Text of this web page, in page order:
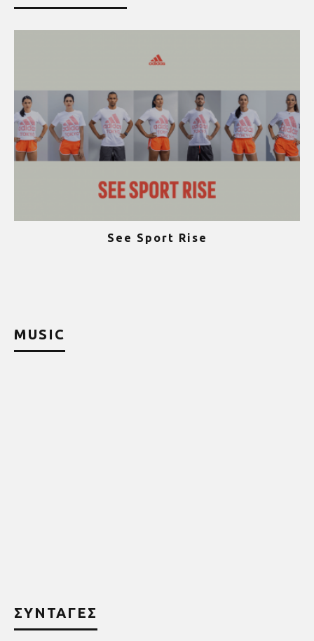
See Sport Rise
MUSIC
ΣΥΝΤΑΓΕΣ